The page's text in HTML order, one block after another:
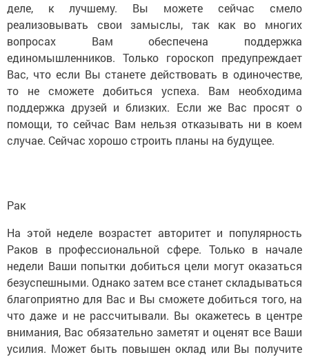
деле, к лучшему. Вы можете сейчас смело
реализовывать свои замыслы, так как во многих
вопросах Вам обеспечена поддержка
единомышленников. Только гороскоп предупреждает
Вас, что если Вы станете действовать в одиночестве,
то не сможете добиться успеха. Вам необходима
поддержка друзей и близких. Если же Вас просят о
помощи, то сейчас Вам нельзя отказывать ни в коем
случае. Сейчас хорошо строить планы на будущее.
Рак
На этой неделе возрастет авторитет и популярность
Раков в профессиональной сфере. Только в начале
недели Ваши попытки добиться цели могут оказаться
безуспешными. Однако затем все станет складываться
благоприятно для Вас и Вы сможете добиться того, на
что даже и не рассчитывали. Вы окажетесь в центре
внимания, Вас обязательно заметят и оценят все Ваши
усилия. Может быть повышен оклад или Вы получите